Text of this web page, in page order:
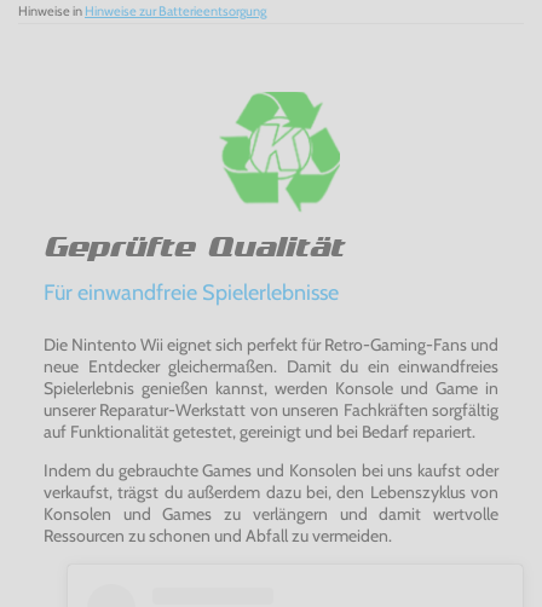
Hinweise in Hinweise zur Batterieentsorgung
Geprüfte Qualität
Für einwandfreie Spielerlebnisse
Die Nintento Wii eignet sich perfekt für Retro-Gaming-Fans und
neue Entdecker gleichermaßen. Damit du ein einwandfreies
Spielerlebnis genießen kannst, werden Konsole und Game in
unserer Reparatur-Werkstatt von unseren Fachkräften sorgfältig
auf Funktionalität getestet, gereinigt und bei Bedarf repariert.
Indem du gebrauchte Games und Konsolen bei uns kaufst oder
verkaufst, trägst du außerdem dazu bei, den Lebenszyklus von
Konsolen und Games zu verlängern und damit wertvolle
Ressourcen zu schonen und Abfall zu vermeiden.